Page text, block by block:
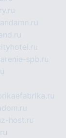
spb.ru
z-host.ru